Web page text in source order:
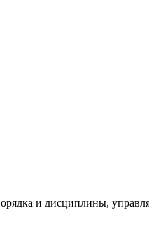
и дисциплины,